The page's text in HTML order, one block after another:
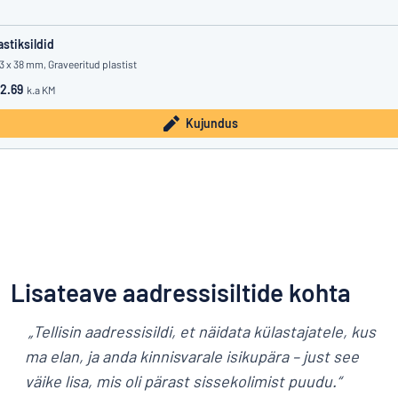
x 38 mm, Graveeritud plastist
k.a KM
Kujundus
Lisateave aadressisiltide kohta
„Tellisin aadressisildi, et näidata külastajatele, kus
ma elan, ja anda kinnisvarale isikupära – just see
väike lisa, mis oli pärast sissekolimist puudu.“